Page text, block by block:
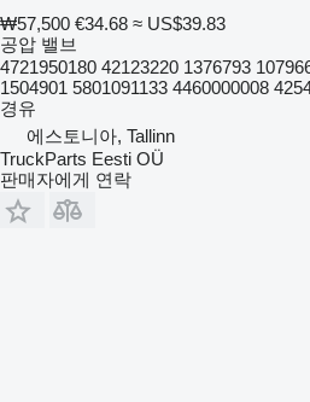
₩57,500 €34.68 ≈ US$39.83
공압 밸브
4721950180 42123220 1376793
1504901 5801091133 4460000008
경유
에스토니아, Tallinn
TruckParts Eesti OÜ
판매자에게 연락